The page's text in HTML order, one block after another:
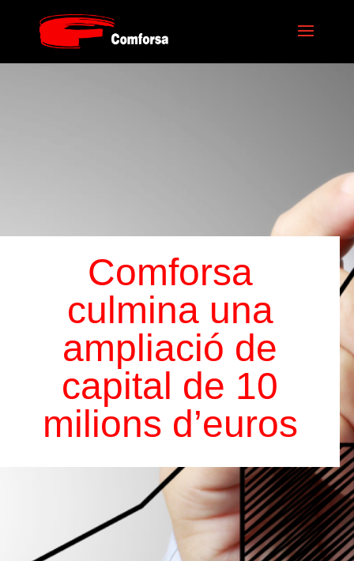
Comforsa
culmina una
ampliació de
capital de 10
milions d’euros